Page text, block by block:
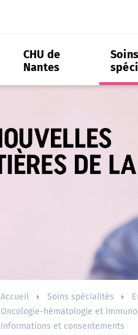
CHU de
Nantes
Soins
Accueil Soins spécialités
Oncologie-hématologie et
informations et consentements